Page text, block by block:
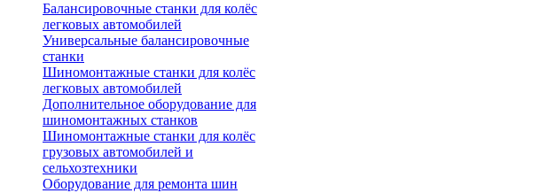
Балансировочные станки для колёс
легковых автомобилей
Универсальные балансировочные
станки
Шиномонтажные станки для колёс
легковых автомобилей
Дополнительное оборудование для
шиномонтажных станков
Шиномонтажные станки для колёс
грузовых автомобилей и
сельхозтехники
Оборудование для ремонта шин